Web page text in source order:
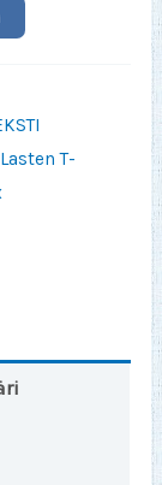
Lasten T-